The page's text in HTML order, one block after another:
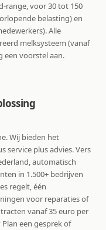
range, voor 30 tot 150
belasting) en
Alle
melksysteem (vanaf
een voorstel aan.
Wij bieden het
service plus advies. Vers
automatisch
in 1.500+ bedrijven
regelt, één
voor reparaties of
vanaf 35 euro per
een gesprek of